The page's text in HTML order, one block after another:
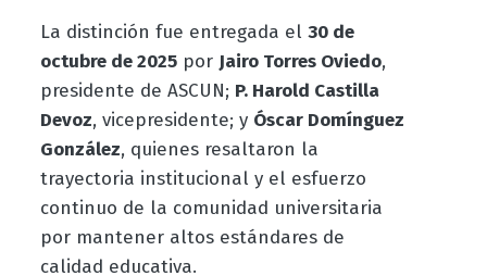
La distinción fue entregada el 30 de
octubre de 2025por Jairo Torres Oviedo,
presidente de ASCUN; P. Harold Castilla
Devoz, vicepresidente; y Óscar Domínguez
González, quienes resaltaron la
trayectoria institucional y el esfuerzo
continuo de la comunidad universitaria
por mantener altos estándares de
calidad educativa.